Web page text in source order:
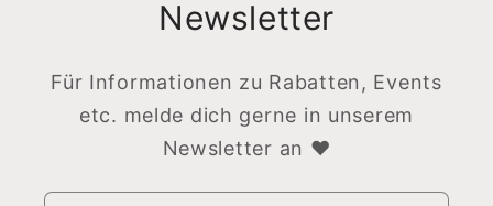
Newsletter
Für Informationen zu Rabatten, Events
etc. melde dich gerne in unserem
Newsletter an ♥